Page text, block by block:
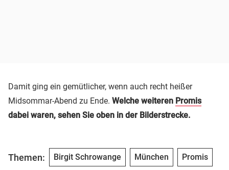
Damit ging ein gemütlicher, wenn auch recht heißer
Midsommar-Abend zu Ende. Welche weiteren Promis
dabei waren, sehen Sie oben in der Bilderstrecke.
Themen: Birgit Schrowange München Promis